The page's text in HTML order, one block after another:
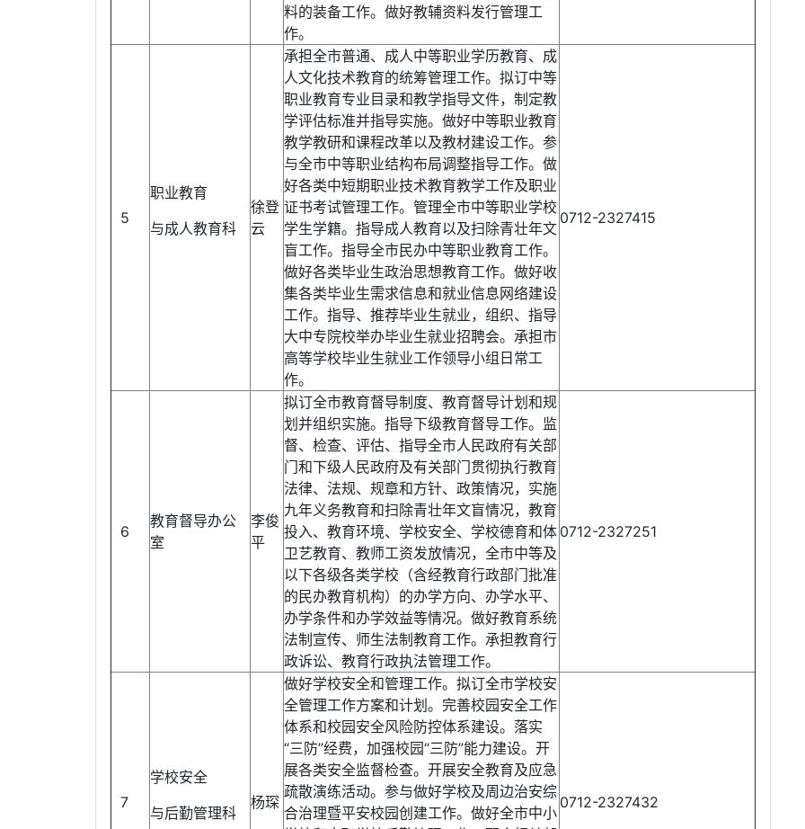
料的装备工作。做好教辅资料发行管理工
作。
5
职业教育
与成人教育科
徐登
云
承担全市普通、成人中等职业学历教育、成
人文化技术教育的统筹管理工作。拟订中等
职业教育专业目录和教学指导文件，制定教
学评估标准并指导实施。做好中等职业教育
教学教研和课程改革以及教材建设工作。参
与全市中等职业结构布局调整指导工作。做
好各类中短期职业技术教育教学工作及职业
证书考试管理工作。管理全市中等职业学校
学生学籍。指导成人教育以及扫除青壮年文
盲工作。指导全市民办中等职业教育工作。
做好各类毕业生政治思想教育工作。做好收
集各类毕业生需求信息和就业信息网络建设
工作。指导、推荐毕业生就业，组织、指导
大中专院校举办毕业生就业招聘会。承担市
高等学校毕业生就业工作领导小组日常工
作。
0712-2327415
6
教育督导办公
室
李俊
平
拟订全市教育督导制度、教育督导计划和规
划并组织实施。指导下级教育督导工作。监
督、检查、评估、指导全市人民政府有关部
门和下级人民政府及有关部门贯彻执行教育
法律、法规、规章和方针、政策情况，实施
九年义务教育和扫除青壮年文盲情况，教育
投入、教育环境、学校安全、学校德育和体
卫艺教育、教师工资发放情况，全市中等及
以下各级各类学校（含经教育行政部门批准
的民办教育机构）的办学方向、办学水平、
办学条件和办学效益等情况。做好教育系统
法制宣传、师生法制教育工作。承担教育行
政诉讼、教育行政执法管理工作。
0712-2327251
7
学校安全
与后勤管理科
杨琛
做好学校安全和管理工作。拟订全市学校安
全管理工作方案和计划。完善校园安全工作
体系和校园安全风险防控体系建设。落实
“三防”经费，加强校园“三防”能力建设。开
展各类安全监督检查。开展安全教育及应急
疏散演练活动。参与做好学校及周边治安综
合治理暨平安校园创建工作。做好全市中小
0712-2327432